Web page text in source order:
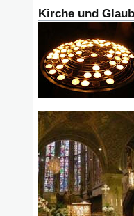
Kirche und